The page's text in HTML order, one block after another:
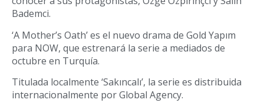
Bademci.
‘A Mother’s Oath’ es el nuevo drama de Gold Yapım
para NOW, que estrenará la serie a mediados de
octubre en Turquía.
Titulada localmente ‘Sakıncalı’, la serie es distribuida
internacionalmente por Global Agency.